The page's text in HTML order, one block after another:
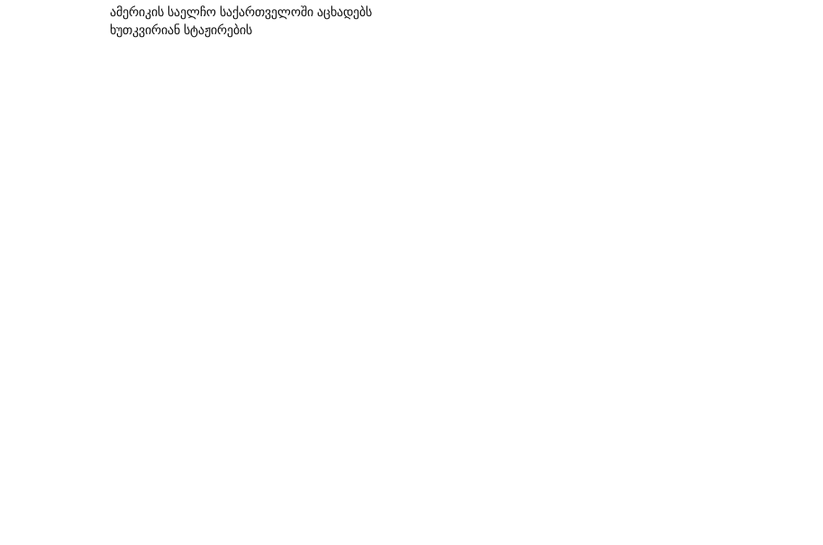
ამერიკის საელჩო საქართველოში აცხადებს
ხუთკვირიან სტაჟირების